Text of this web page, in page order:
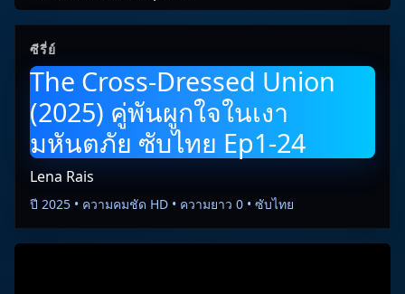
ซีรี่ย์
The Cross-Dressed Union
(2025) คู่พันผูกใจในเงา
มหันตภัย ซับไทย Ep1-24
Lena Rais
ปี 2025 • ความคมชัด HD • ความยาว 0 • ซับไทย